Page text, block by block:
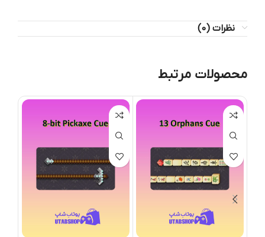
نظرات (0)
محصولات مرتبط